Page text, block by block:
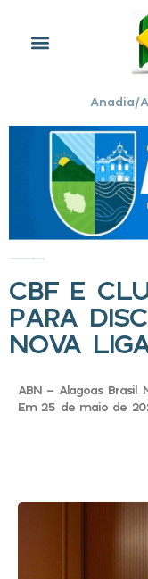
Anadia/
CBF E
PARA
NOVA
ABN - Alagoas Brasil
Em 25 de maio de